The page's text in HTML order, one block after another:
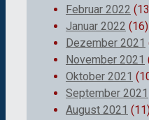
Februar 2022
Januar 2022 (16)
Dezember 2021
November 2021
Oktober 2021
September 2021
August 2021